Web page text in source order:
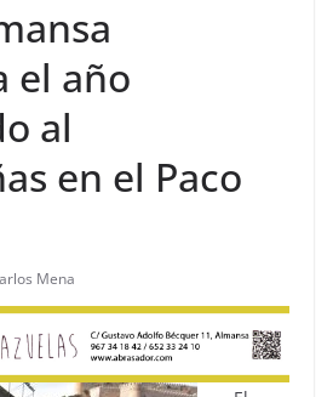
el año
al
en el Paco
Mena